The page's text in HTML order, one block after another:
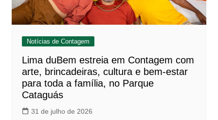
Notícias de Contagem
Lima duBem estreia em Contagem com
arte, brincadeiras, cultura e bem-estar
para toda a família, no Parque
Cataguás
31 de julho de 2026